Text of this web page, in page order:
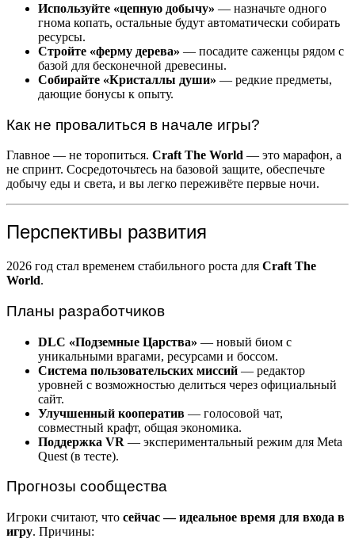
Используйте «цепную добычу» — назначьте одного
гнома копать, остальные будут автоматически собирать
ресурсы.
Стройте «ферму дерева» — посадите саженцы рядом с
базой для бесконечной древесины.
Собирайте «Кристаллы души» — редкие предметы,
дающие бонусы к опыту.
Как не провалиться в начале игры?
Главное — не торопиться. Craft The World — это марафон, а
не спринт. Сосредоточьтесь на базовой защите, обеспечьте
добычу еды и света, и вы легко переживёте первые ночи.
Перспективы развития
2026 год стал временем стабильного роста для Craft The
World.
Планы разработчиков
DLC «Подземные Царства» — новый биом с
уникальными врагами, ресурсами и боссом.
Система пользовательских миссий — редактор
уровней с возможностью делиться через официальный
сайт.
Улучшенный кооператив — голосовой чат,
совместный крафт, общая экономика.
Поддержка VR — экспериментальный режим для Meta
Quest (в тесте).
Прогнозы сообщества
Игроки считают, что сейчас — идеальное время для входа в
игру. Причины: